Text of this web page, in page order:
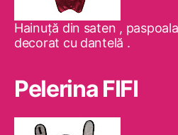
Hainuţă din saten ,
decorat cu dantelă .
Pelerina FIFI